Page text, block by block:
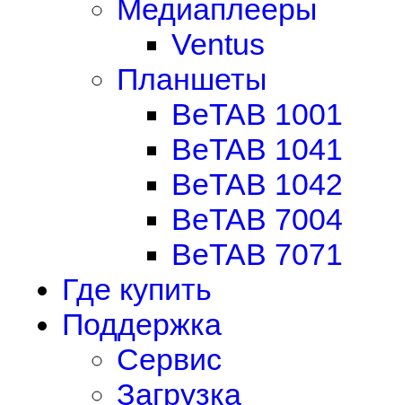
Медиаплееры
Ventus
Планшеты
BeTAB 1001
BeTAB 1041
BeTAB 1042
BeTAB 7004
BeTAB 7071
Где купить
Поддержка
Сервис
Загрузка